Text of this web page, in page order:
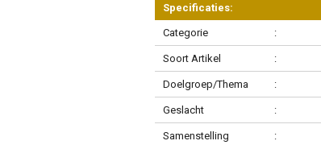
Specificaties:
Categorie :
Soort Artikel :
Doelgroep/Thema :
Geslacht :
Samenstelling :